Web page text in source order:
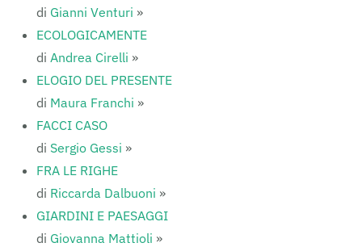
di Gianni Venturi »
ECOLOGICAMENTE
di Andrea Cirelli »
ELOGIO DEL PRESENTE
di Maura Franchi »
FACCI CASO
di Sergio Gessi »
FRA LE RIGHE
di Riccarda Dalbuoni »
GIARDINI E PAESAGGI
di Giovanna Mattioli »